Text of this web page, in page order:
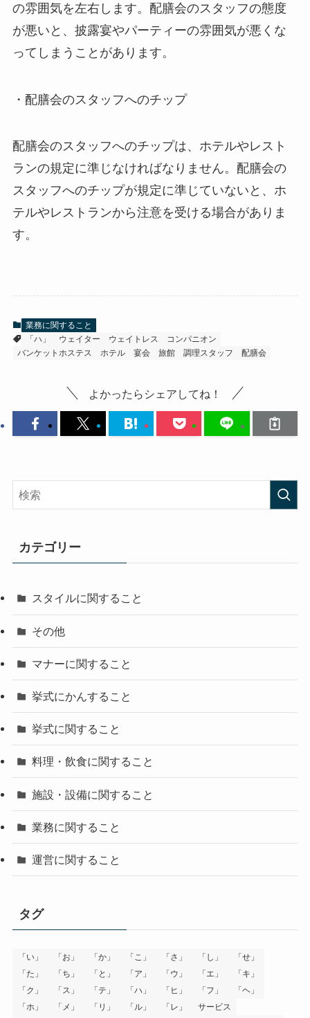
の雰囲気を左右します。配膳会のスタッフの態度
が悪いと、披露宴やパーティーの雰囲気が悪くな
ってしまうことがあります。
・配膳会のスタッフへのチップ
配膳会のスタッフへのチップは、ホテルやレスト
ランの規定に準じなければなりません。配膳会の
スタッフへのチップが規定に準じていないと、ホ
テルやレストランから注意を受ける場合がありま
す。
業務に関すること
「ハ」
ウェイター ウェイトレス
コンパニオン
バンケットホステス
ホテル 宴会 旅館 調理スタッフ 配膳会
よかったらシェアしてね！
カテゴリー
スタイルに関すること
その他
マナーに関すること
挙式にかんすること
挙式に関すること
料理・飲食に関すること
施設・設備に関すること
業務に関すること
運営に関すること
タグ
「い」 「お」 「か」 「こ」 「さ」 「し」
「せ」
「た」
「ち」 「と」 「ア」 「ウ」 「エ」
「キ」
「ク」
「ス」 「テ」 「ハ」 「ヒ」 「フ」
「ヘ」
「ホ」
「メ」 「リ」 「ル」 「レ」 サービス